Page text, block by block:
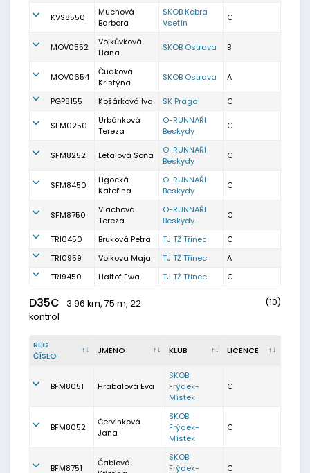
KVS8550
Muchová
Barbora
SKOB Kobra
Vsetín
C
MOV0552
Vojkůvková
Hana
SKOB Ostrava B
MOV0654
Čudková
Kristýna
SKOB Ostrava A
PGP8155 Košárková Iva SK Praga C
SFM0250
Urbánková
Tereza
O-RUNNAŘI
Beskydy
C
SFM8252 Létalová Soňa
O-RUNNAŘI
Beskydy
C
SFM8450
Ligocká
Kateřina
O-RUNNAŘI
Beskydy
C
SFM8750
Vlachová
Tereza
O-RUNNAŘI
Beskydy
C
TRI0450 Bruková Petra TJ TŽ Třinec
C
TRI0959
Volkova Maja TJ TŽ Třinec
A
TRI9450
Haltof Ewa TJ TŽ Třinec C
D35C
3.96 km, 75 m, 22
kontrol
(10)
REG.
ČÍSLO
JMÉNO KLUB LICENCE
BFM8051 Hrabalová Eva
SKOB
Frýdek-
Místek
C
BFM8052
Červinková
Jana
SKOB
Frýdek-
Místek
C
BFM8751
Čablová
SKOB
Frýdek-
C